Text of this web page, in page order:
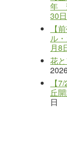
年
30日
【
ル
月8
花
【
丘
日